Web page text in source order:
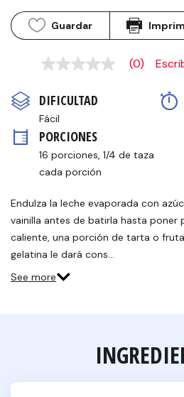
Guardar
Sin
en
la
misma
página.
(0)
DIFICULTAD
Fácil
PORCIONES
16 porciones, 1/4 de taza
cada porción
Endulza la leche evaporada con
vainilla antes de batirla hasta poner
caliente, una porción de tarta o
gelatina le dará cons…
See more